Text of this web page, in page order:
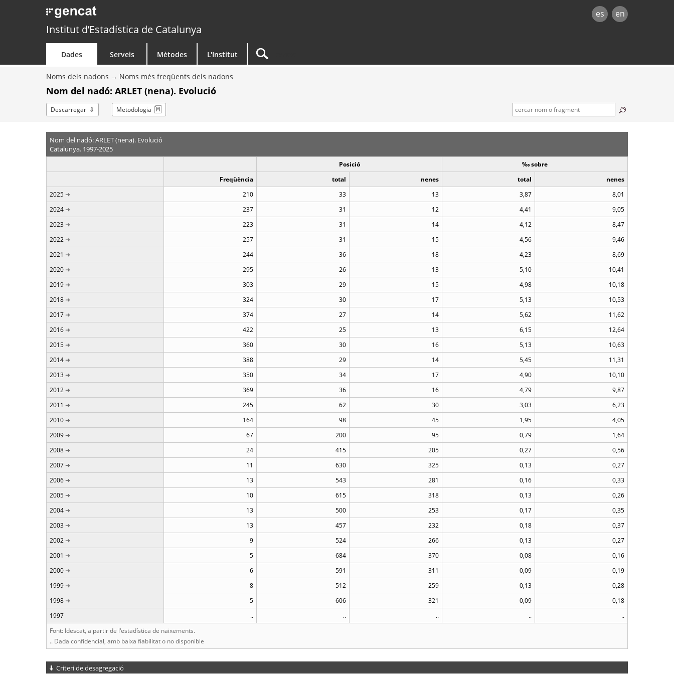
es en
Institut d’Estadística de Catalunya
Dades Serveis Mètodes L'Institut
Noms dels nadons Noms més freqüents dels nadons
Nom del nadó: ARLET (nena). Evolució
Descarregar Metodologia
Nom del nadó: ARLET (nena). Evolució
Catalunya. 1997-2025
Posició
‰ sobre
Freqüència
total nenes total
nenes
2025
210 33 13 3,87
8,01
2024
237 31 12 4,41
9,05
2023
223 31 14 4,12
8,47
2022
257 31 15 4,56
9,46
2021
244 36 18 4,23
8,69
2020
295 26 13 5,10
10,41
2019
303 29 15 4,98
10,18
2018
324 30 17 5,13
10,53
2017
374 27 14 5,62
11,62
2016
422 25 13 6,15
12,64
2015
360 30 16 5,13
10,63
2014
388 29 14 5,45
11,31
2013
350 34 17 4,90
10,10
2012
369 36 16 4,79
9,87
2011
245 62 30 3,03
6,23
2010
164 98 45 1,95
4,05
2009
67 200 95 0,79
1,64
2008
24 415 205 0,27
0,56
2007
11 630 325 0,13
0,27
2006
13 543 281 0,16
0,33
2005
10 615 318 0,13
0,26
2004
13 500 253 0,17
0,35
2003
13 457 232 0,18
0,37
2002
9 524 266 0,13
0,27
2001
5 684 370 0,08
0,16
2000
6 591 311 0,09
0,19
1999
8 512 259 0,13
0,28
1998
5 606 321 0,09
0,18
1997
.. .. .. ..
..
Font: Idescat, a partir de l'estadística de naixements.
.. Dada confidencial, amb baixa fiabilitat o no disponible
Criteri de desagregació